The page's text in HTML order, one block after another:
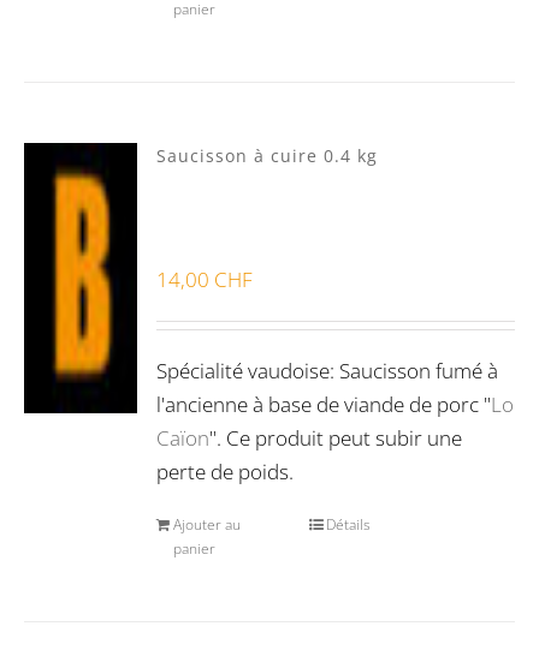
Produits fumoir (1)
Produits séchoir
Spécialité vaudoises
panier
Saucisson à cuire 0.4 kg
14,00 CHF
Spécialité vaudoise: Saucisson fumé à
l'ancienne à base de viande de porc "Lo
Caïon". Ce produit peut subir une
perte de poids.
Ajouter au
panier
Détails